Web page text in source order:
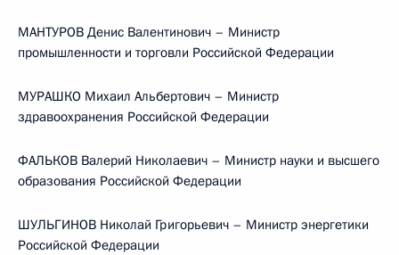
МАНТУРОВ Денис Валентинович – Министр
промышленности и торговли Российской Федерации
МУРАШКО Михаил Альбертович – Министр
здравоохранения Российской Федерации
ФАЛЬКОВ Валерий Николаевич – Министр науки и высшего
образования Российской Федерации
ШУЛЬГИНОВ Николай Григорьевич – Министр энергетики
Российской Федерации